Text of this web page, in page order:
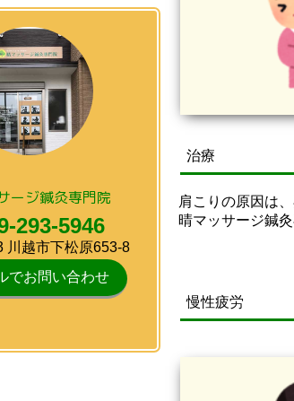
ージ鍼灸専門院
293-5946
川越市下松原653-8
でお問い合わせ
治療
肩こりの原因は
晴マッサージ鍼
慢性疲労